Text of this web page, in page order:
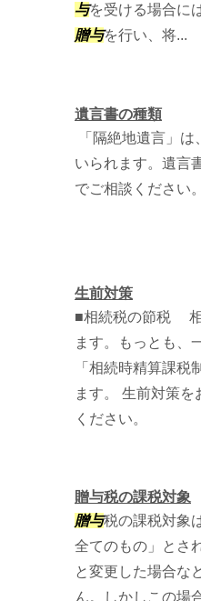
与を受ける場合に
贈与を行い、将...
遺言書の種類
「隔絶地遺言」
いられます。遺言
でご相談ください。
生前対策
■相続税の節税 相
ます。もっとも、
「相続時精算課
ます。 生前対策
ください。
贈与税の課税対象
贈与税の課税対象
全てのもの」とさ
と変更した場合な
ん。しかしこの場